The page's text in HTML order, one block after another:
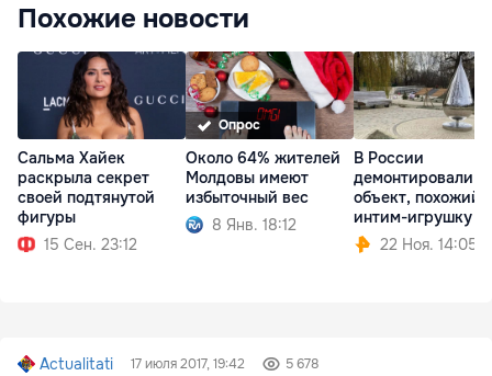
Похожие новости
Сальма Хайек
раскрыла секрет
своей подтянутой
фигуры
15 Сен. 23:12
Опрос
Около 64% ​​жителей
Молдовы имеют
избыточный вес
8 Янв. 18:12
В России
демонтировали
объект, похожий
интим-игрушку
22 Ноя. 14:05
Actualitati 17 июля 2017, 19:42 5 678